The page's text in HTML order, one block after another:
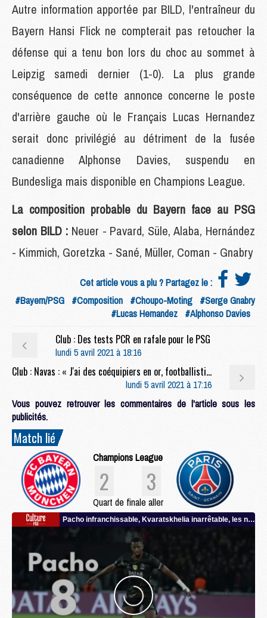
Autre information apportée par BILD, l'entraîneur du
Bayern Hansi Flick ne compterait pas retoucher la
défense qui a tenu bon lors du choc au sommet à
Leipzig samedi dernier (1-0). La plus grande
conséquence de cette annonce concerne le poste
d'arrière gauche où le Français Lucas Hernandez
serait donc privilégié au détriment de la fusée
canadienne Alphonse Davies, suspendu en
Bundesliga mais disponible en Champions League.
La composition probable du Bayern face au PSG
selon BILD : Neuer - Pavard, Süle, Alaba, Hernández
- Kimmich, Goretzka - Sané, Müller, Coman - Gnabry
Cet article vous a plu ? Partagez le :
#Bayern/PSG #Composition #Choupo-Moting #Serge Gnabry
#Lucas Hernandez #Alphonso Davies
Club : Des tests PCR en rafale pour le PSG
lundi 5 avril 2021 à 18:16
Club : Navas : « J'ai des coéquipiers en or, footballistiquement mais aussi humainement »
lundi 5 avril 2021 à 17:16
Vous pouvez retrouver les commentaires de l'article sous les
publicités.
Match lié
Champions League
2 3
Quart de finale aller